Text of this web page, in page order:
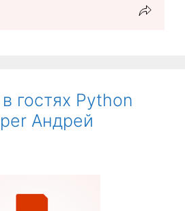
гостях Python
Андрей